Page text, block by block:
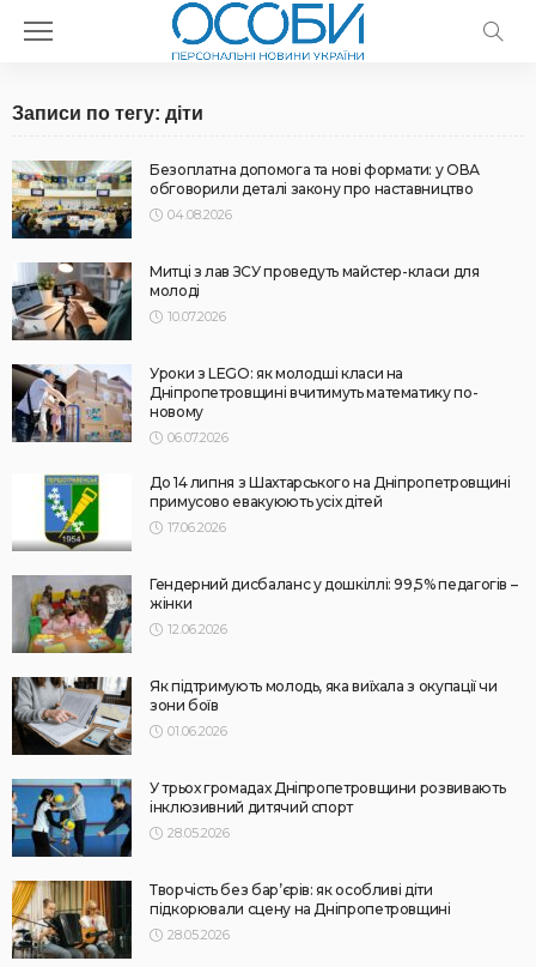
Записи по тегу: діти
Безоплатна допомога та нові формати: у ОВА
обговорили деталі закону про наставництво
04.08.2026
Митці з лав ЗСУ проведуть майстер-класи для
молоді
10.07.2026
Уроки з LEGO: як молодші класи на
Дніпропетровщині вчитимуть математику по-
новому
06.07.2026
До 14 липня з Шахтарського на Дніпропетровщині
примусово евакуюють усіх дітей
17.06.2026
Гендерний дисбаланс у дошкіллі: 99,5% педагогів –
жінки
12.06.2026
Як підтримують молодь, яка виїхала з окупації чи
зони боїв
01.06.2026
У трьох громадах Дніпропетровщини розвивають
інклюзивний дитячий спорт
28.05.2026
Творчість без бар’єрів: як особливі діти
підкорювали сцену на Дніпропетровщині
28.05.2026